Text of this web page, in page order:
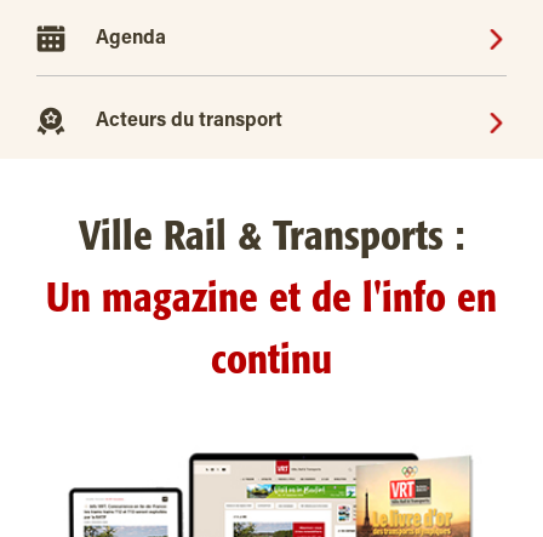
Agenda
Acteurs du transport
Ville Rail & Transports :
Un magazine et de l'info en
continu